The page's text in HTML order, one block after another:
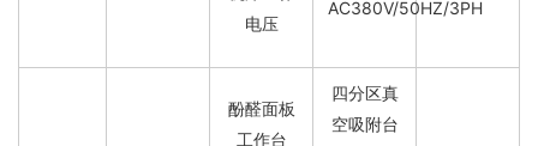
电压
AC380V/50HZ/3PH
酚醛面板
工作台
四分区真
空吸附台